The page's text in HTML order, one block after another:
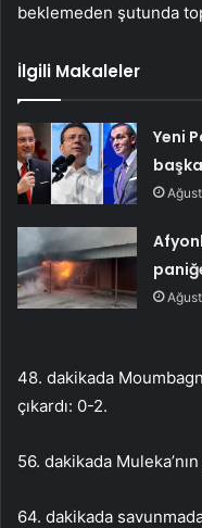
beklemeden şutunda
İlgili Makaleler
Yeni
48. dakikada
çıkardı: 0-2.
56. dakikada
64. dakikada